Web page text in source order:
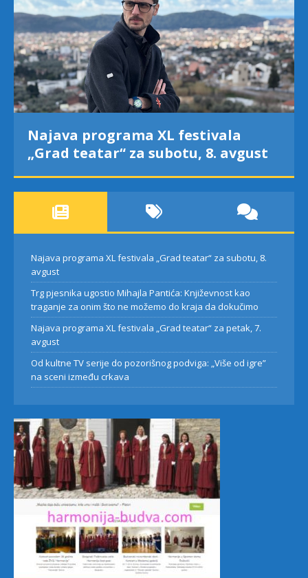
Najava programa XL festivala
„Grad teatar“ za subotu, 8. avgust
Najava programa XL festivala „Grad teatar“ za subotu, 8.
avgust
Trg pjesnika ugostio Mihajla Pantića: Književnost kao
traganje za onim što ne možemo do kraja da dokučimo
Najava programa XL festivala „Grad teatar“ za petak, 7.
avgust
Od kultne TV serije do pozorišnog podviga: „Više od igre”
na sceni između crkava